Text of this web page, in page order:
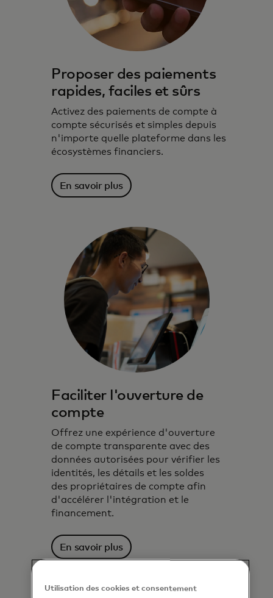
Proposer des paiements
rapides, faciles et sûrs
Activez des paiements de compte à
compte sécurisés et simples depuis
n'importe quelle plateforme dans les
écosystèmes financiers.
En savoir plus
Faciliter l'ouverture de
compte
Offrez une expérience d'ouverture
de compte transparente avec des
données autorisées pour vérifier les
identités, les détails et les soldes
des propriétaires de compte afin
d'accélérer l'intégration et le
financement.
En savoir plus
Utilisation des cookies et consentement